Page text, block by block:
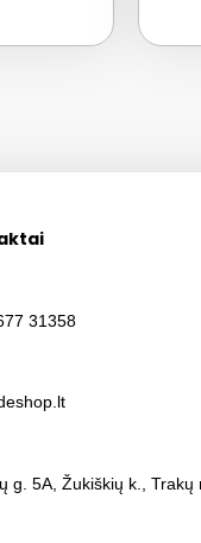
31358
g. 5A, Žukiškių k., Trakų